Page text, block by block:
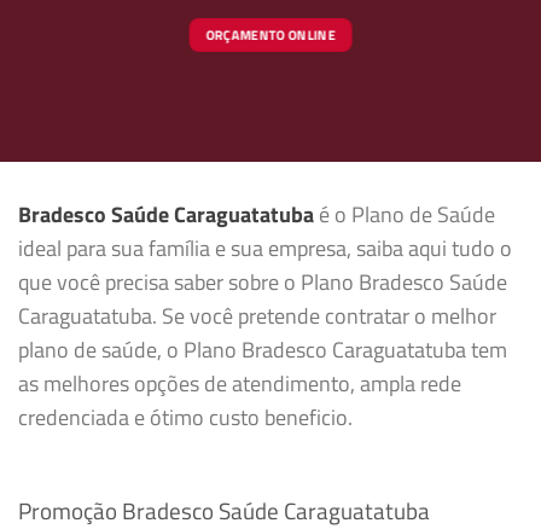
ORÇAMENTO ONLINE
Bradesco Saúde Caraguatatubaé o Plano de Saúde
ideal para sua família e sua empresa, saiba aqui tudo o
que você precisa saber sobre o Plano Bradesco Saúde
Caraguatatuba. Se você pretende contratar o melhor
plano de saúde, o Plano Bradesco Caraguatatuba tem
as melhores opções de atendimento, ampla rede
credenciada e ótimo custo beneficio.
Promoção Bradesco Saúde Caraguatatuba